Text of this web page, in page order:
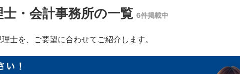
・会計事務所の一覧 6件掲載中
士を、ご要望に合わせてご紹介します。